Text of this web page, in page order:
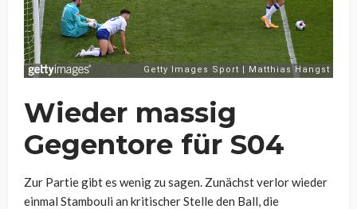
Wieder massig
Gegentore für S04
Zur Partie gibt es wenig zu sagen. Zunächst verlor wieder
einmal Stambouli an kritischer Stelle den Ball, die